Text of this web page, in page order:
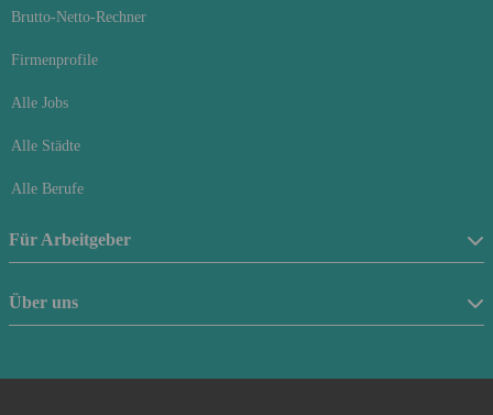
Brutto-Netto-Rechner
Firmenprofile
Alle Jobs
Alle Städte
Alle Berufe
Für Arbeitgeber
Stellenanzeige schalten
Beraterfinder
Über uns